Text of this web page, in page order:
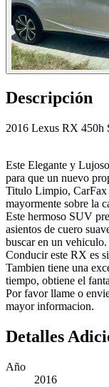
Descripción
2016 Lexus RX 450h
Este Elegante y
para que un nuevo
Titulo Limpio,
mayormente sobre la
Este hermoso SUV
asientos de cuero
buscar en un vehiculo.
Conducir este RX es
Tambien tiene una
tiempo, obtiene el
Por favor llame o
mayor informacion.
Detalles
Año
2016